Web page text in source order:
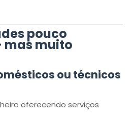
pouco
muito
ou técnicos
oferecendo serviços